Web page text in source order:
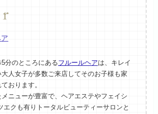
分のところにあるフルールヘアは、キレイ
人女子が多数ご来店してそのお子様も家
おります。
ニューが豊富で、ヘアエステやフェイシ
エクも有りトータルビューティーサロンと